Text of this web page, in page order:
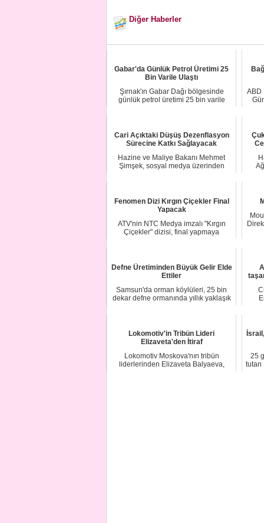
Diğer Haberler
Gabar'da Günlük Petrol Üretimi 25
Bin Varile Ulaştı
Şırnak'ın Gabar Dağı bölgesinde
günlük petrol üretimi 25 bin varile
ABD
Cari Açıktaki Düşüş Dezenflasyon
Sürecine Katkı Sağlayacak
Hazine ve Maliye Bakanı Mehmet
Şimşek, sosyal medya üzerinden
Fenomen Dizi Kırgın Çiçekler Final
Yapacak
ATV'nin NTC Medya imzalı "Kırgın
Çiçekler" dizisi, final yapmaya
Defne Üretiminden Büyük Gelir Elde
Ettiler
Samsun'da orman köylüleri, 25 bin
dekar defne ormanında yıllık yaklaşık
Lokomotiv'in Tribün Lideri
Elizaveta'den İtiraf
Lokomotiv Moskova'nın tribün
liderlerinden Elizaveta Balyaeva,
25
tutan